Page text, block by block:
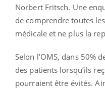
Norbert Fritsch. Une
de comprendre toutes
médicale et ne plus la
Selon l’OMS, dans 50%
des patients lorsqu’ils
pourraient être évités.